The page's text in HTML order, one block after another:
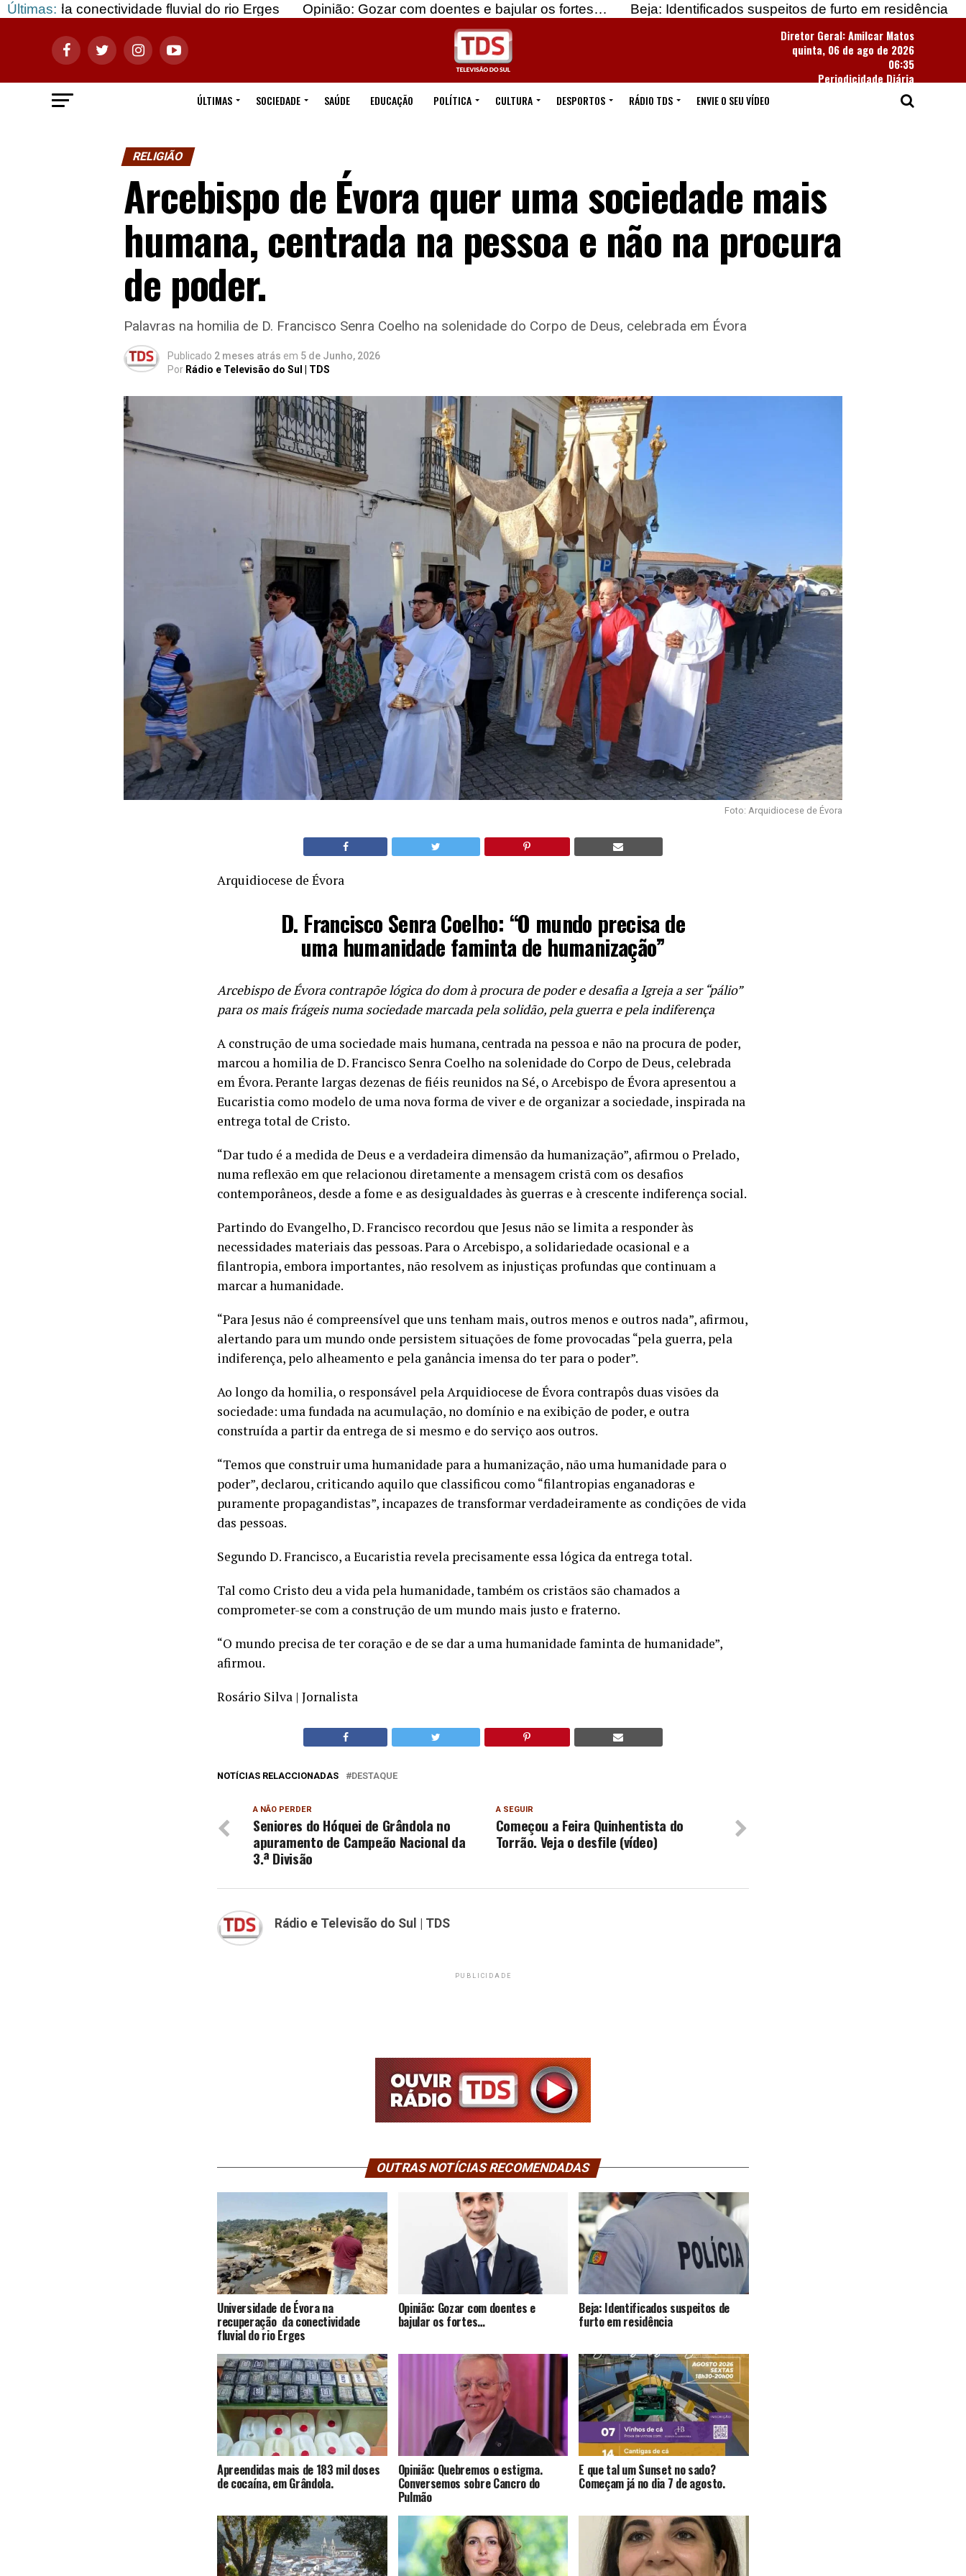
Últimas: fluvial do rio Erges Opinião: Gozar com doentes e bajular os fortes… Beja: Identificados suspeitos de furto em residência
Diretor Geral: Amilcar Matos
quinta, 06 de ago de 2026
06:35
Periodicidade Diária
ÚLTIMAS
SOCIEDADE SAÚDE EDUCAÇÃO POLÍTICA CULTURA DESPORTOS RÁDIO TDS ENVIE O SEU VÍDEO
RELIGIÃO
Arcebispo de Évora quer uma sociedade mais
humana, centrada na pessoa e não na procura
de poder.
Palavras na homilia de D. Francisco Senra Coelho na solenidade do Corpo de Deus, celebrada em Évora
Publicado 2 meses atrás em 5 de Junho, 2026
Por Rádio e Televisão do Sul | TDS
Foto: Arquidiocese de Évora
Arquidiocese de Évora
D. Francisco Senra Coelho: “O mundo precisa de
uma humanidade faminta de humanização”
Arcebispo de Évora contrapõe lógica do dom à procura de poder e desafia a Igreja a ser “pálio”
para os mais frágeis numa sociedade marcada pela solidão, pela guerra e pela indiferença
A construção de uma sociedade mais humana, centrada na pessoa e não na procura de poder,
marcou a homilia de D. Francisco Senra Coelho na solenidade do Corpo de Deus, celebrada
em Évora. Perante largas dezenas de fiéis reunidos na Sé, o Arcebispo de Évora apresentou a
Eucaristia como modelo de uma nova forma de viver e de organizar a sociedade, inspirada na
entrega total de Cristo.
“Dar tudo é a medida de Deus e a verdadeira dimensão da humanização”, afirmou o Prelado,
numa reflexão em que relacionou diretamente a mensagem cristã com os desafios
contemporâneos, desde a fome e as desigualdades às guerras e à crescente indiferença social.
Partindo do Evangelho, D. Francisco recordou que Jesus não se limita a responder às
necessidades materiais das pessoas. Para o Arcebispo, a solidariedade ocasional e a
filantropia, embora importantes, não resolvem as injustiças profundas que continuam a
marcar a humanidade.
“Para Jesus não é compreensível que uns tenham mais, outros menos e outros nada”, afirmou,
alertando para um mundo onde persistem situações de fome provocadas “pela guerra, pela
indiferença, pelo alheamento e pela ganância imensa do ter para o poder”.
Ao longo da homilia, o responsável pela Arquidiocese de Évora contrapôs duas visões da
sociedade: uma fundada na acumulação, no domínio e na exibição de poder, e outra
construída a partir da entrega de si mesmo e do serviço aos outros.
“Temos que construir uma humanidade para a humanização, não uma humanidade para o
poder”, declarou, criticando aquilo que classificou como “filantropias enganadoras e
puramente propagandistas”, incapazes de transformar verdadeiramente as condições de vida
das pessoas.
Segundo D. Francisco, a Eucaristia revela precisamente essa lógica da entrega total.
Tal como Cristo deu a vida pela humanidade, também os cristãos são chamados a
comprometer-se com a construção de um mundo mais justo e fraterno.
“O mundo precisa de ter coração e de se dar a uma humanidade faminta de humanidade”,
afirmou.
Rosário Silva | Jornalista
NOTÍCIAS RELACCIONADAS DESTAQUE
A SEGUIR
Começou a Feira Quinhentista do
Torrão. Veja o desfile (vídeo)
A NÃO PERDER
Seniores do Hóquei de Grândola no
apuramento de Campeão Nacional da
3.ª Divisão
Rádio e Televisão do Sul | TDS
PUBLICIDADE
OUTRAS NOTÍCIAS RECOMENDADAS
Universidade de Évora na
recuperação da conectividade
fluvial do rio Erges
Opinião: Gozar com doentes e
bajular os fortes…
Beja: Identificados suspeitos de
furto em residência
Apreendidas mais de 183 mil doses
de cocaína, em Grândola.
Opinião: Quebremos o estigma.
Conversemos sobre Cancro do
Pulmão
E que tal um Sunset no sado?
Começam já no dia 7 de agosto.